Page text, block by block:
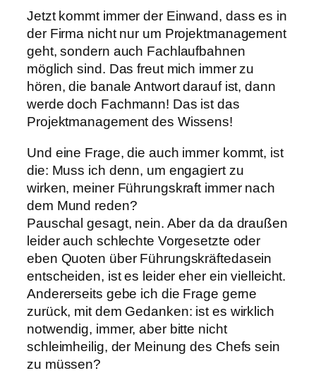
Jetzt kommt immer der Einwand, dass es in
der Firma nicht nur um Projektmanagement
geht, sondern auch Fachlaufbahnen
möglich sind. Das freut mich immer zu
hören, die banale Antwort darauf ist, dann
werde doch Fachmann! Das ist das
Projektmanagement des Wissens!
Und eine Frage, die auch immer kommt, ist
die: Muss ich denn, um engagiert zu
wirken, meiner Führungskraft immer nach
dem Mund reden?
Pauschal gesagt, nein. Aber da da draußen
leider auch schlechte Vorgesetzte oder
eben Quoten über Führungskräftedasein
entscheiden, ist es leider eher ein vielleicht.
Andererseits gebe ich die Frage gerne
zurück, mit dem Gedanken: ist es wirklich
notwendig, immer, aber bitte nicht
schleimheilig, der Meinung des Chefs sein
zu müssen?